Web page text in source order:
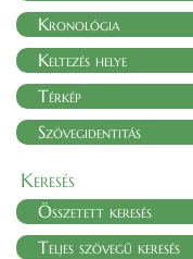
Kronológia
Keltezés helye
Térkép
Szövegidentitás
Keresés
Összetett keresés
Teljes szövegű keresés